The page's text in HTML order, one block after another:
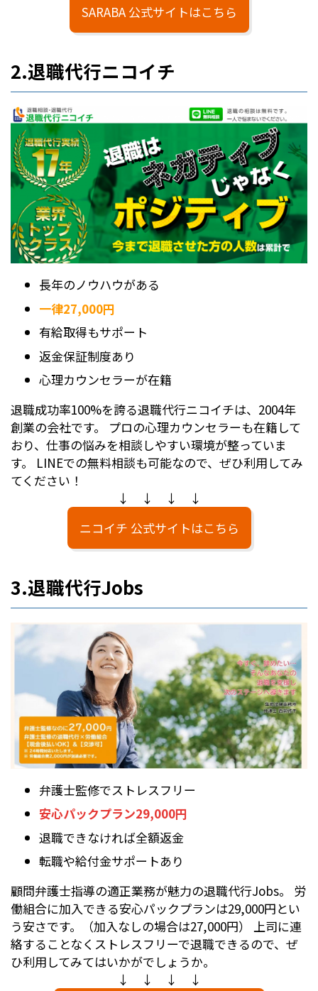
SARABA 公式サイトはこちら
2.退職代行ニコイチ
長年のノウハウがある
一律27,000円
有給取得もサポート
返金保証制度あり
心理カウンセラーが在籍
退職成功率100%を誇る退職代行ニコイチは、2004年
創業の会社です。 プロの心理カウンセラーも在籍して
おり、仕事の悩みを相談しやすい環境が整っていま
す。 LINEでの無料相談も可能なので、ぜひ利用してみ
てください！
↓ ↓ ↓ ↓
ニコイチ 公式サイトはこちら
3.退職代行Jobs
弁護士監修でストレスフリー
安心パックプラン29,000円
退職できなければ全額返金
転職や給付金サポートあり
顧問弁護士指導の適正業務が魅力の退職代行Jobs。 労
働組合に加入できる安心パックプランは29,000円とい
う安さです。（加入なしの場合は27,000円） 上司に連
絡することなくストレスフリーで退職できるので、ぜ
ひ利用してみてはいかがでしょうか。
↓ ↓ ↓ ↓